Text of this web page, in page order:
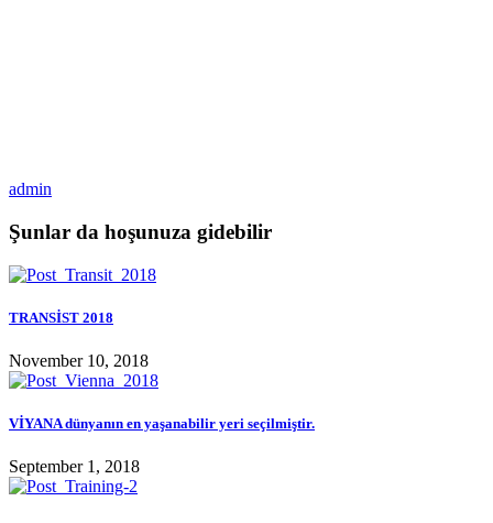
admin
Şunlar da hoşunuza gidebilir
TRANSİST 2018
November 10, 2018
VİYANA dünyanın en yaşanabilir yeri seçilmiştir.
September 1, 2018